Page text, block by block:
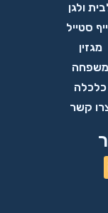
ולגן
סטייל
מגזין
משפחה
כלכלה
קשר